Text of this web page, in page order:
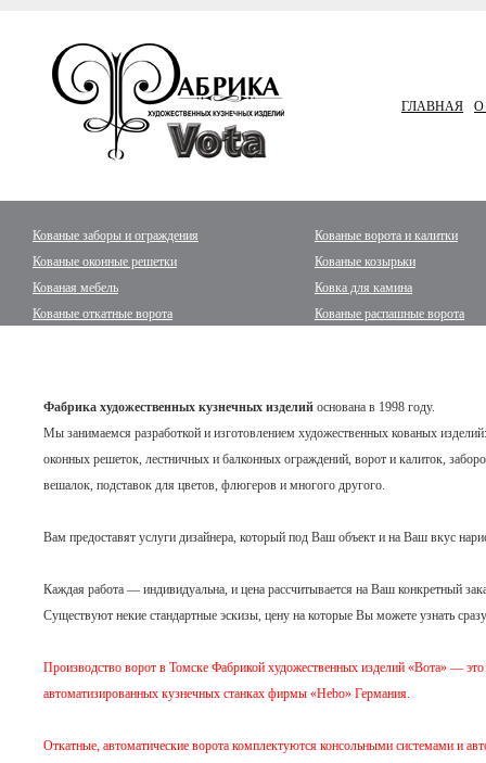
ГЛАВНАЯ О
Кованые заборы и ограждения
Кованые ворота и калитки
Кованые оконные решетки
Кованые козырьки
Кованая мебель
Ковка для камина
Кованые откатные ворота
Кованые распашные ворота
Фабрика художественных кузнечных изделий основана в 1998 году.
Мы занимаемся разработкой и изготовлением художественных кованых изделий:
оконных решеток, лестничных и балконных ограждений, ворот и калиток,
вешалок, подставок для цветов, флюгеров и многого другого.
Вам предоставят услуги дизайнера, который под Ваш объект и на Ваш вкус
Каждая работа — индивидуальна, и цена рассчитывается на Ваш конкретный
Существуют некие стандартные эскизы, цену на которые Вы можете узнать
Производство ворот в Томске Фабрикой художественных изделий «Вота» —
автоматизированных кузнечных станках фирмы «Hebo» Германия.
Откатные, автоматические ворота комплектуются консольными системами и